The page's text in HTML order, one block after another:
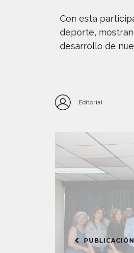
Con esta
deporte,
desarrollo de
Editorial